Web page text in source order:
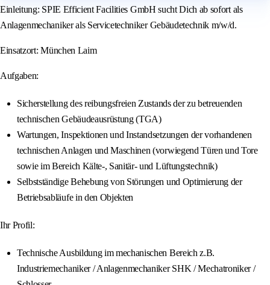
Einleitung: SPIE Efficient Facilities GmbH sucht Dich ab sofort als
Anlagenmechaniker als Servicetechniker Gebäudetechnik m/w/d.
Einsatzort: München Laim
Aufgaben:
Sicherstellung des reibungsfreien Zustands der zu betreuenden
technischen Gebäudeausrüstung (TGA)
Wartungen, Inspektionen und Instandsetzungen der vorhandenen
technischen Anlagen und Maschinen (vorwiegend Türen und Tore
sowie im Bereich Kälte-, Sanitär- und Lüftungstechnik)
Selbstständige Behebung von Störungen und Optimierung der
Betriebsabläufe in den Objekten
Ihr Profil:
Technische Ausbildung im mechanischen Bereich z.B.
Industriemechaniker / Anlagenmechaniker SHK / Mechatroniker /